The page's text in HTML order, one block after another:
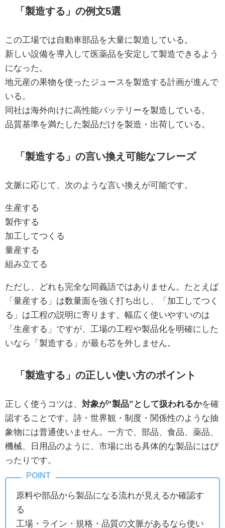
「製造する」の例文5選
この工場では自動車部品を大量に製造している。
新しい設備を導入して医薬品を安定して製造できるよう
になった。
地元産の果物を使ったジュースを製造する計画が進んで
いる。
同社は海外向けに高性能バッテリーを製造している。
品質基準を満たした製品だけを製造・出荷している。
「製造する」の言い換え可能なフレーズ
文脈に応じて、次のような言い換えが可能です。
生産する
製作する
加工してつくる
量産する
組み立てる
ただし、どれも完全な同義語ではありません。たとえば
「量産する」は数量面を強く打ち出し、「加工してつく
る」は工程の説明に寄ります。幅広く使いやすいのは
「生産する」ですが、工場の工程や製品化を明確にした
いなら「製造する」が最も芯を外しません。
「製造する」の正しい使い方のポイント
正しく使うコツは、 対象が“製品”として扱われるかを確
認することです。詩・世界観・制度・関係性のような抽
象物には普通使いません。一方で、部品、食品、薬品、
機械、日用品のように、市場に出る具体的な製品にはぴ
ったりです。
原料や部品から製品になる流れが見えるか確認す
る
工場・ライン・規格・品質の文脈があるなら使い